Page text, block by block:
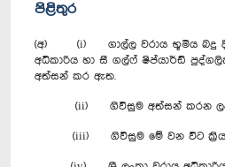
පිළිතුර
(අ) (i) ගාල්ල වරාය භූමිය බදු දීම
අධිකාරිය හා සී ගල්ෆ් ෂිප්යාර්ඩ්
අත්සන් කර ඇත.
(ii) ගිවිසුම අත්සන් කරන ලද දිනය
(iii) ගිවිසුම මේ වන විට